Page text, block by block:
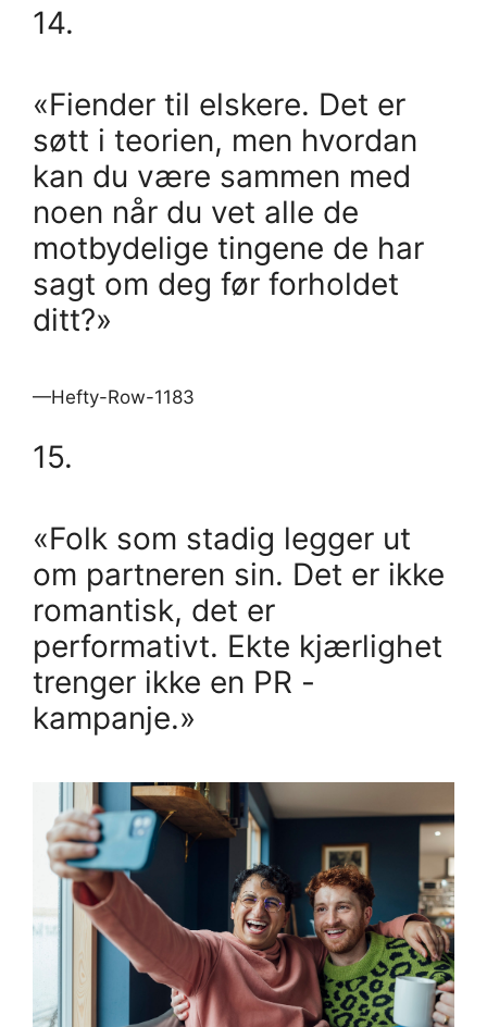
14.
«Fiender til elskere. Det er
søtt i teorien, men hvordan
kan du være sammen med
noen når du vet alle de
motbydelige tingene de har
sagt om deg før forholdet
ditt?»
—Hefty-Row-1183
15.
«Folk som stadig legger ut
om partneren sin. Det er ikke
romantisk, det er
performativt. Ekte kjærlighet
trenger ikke en PR -
kampanje.»